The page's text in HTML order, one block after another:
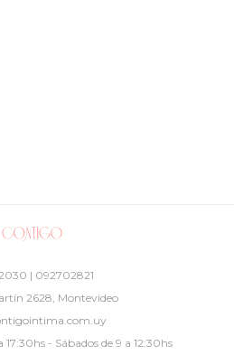
| 092702821
2628, Montevideo
17:30hs - Sábados de 9 a 12:30hs